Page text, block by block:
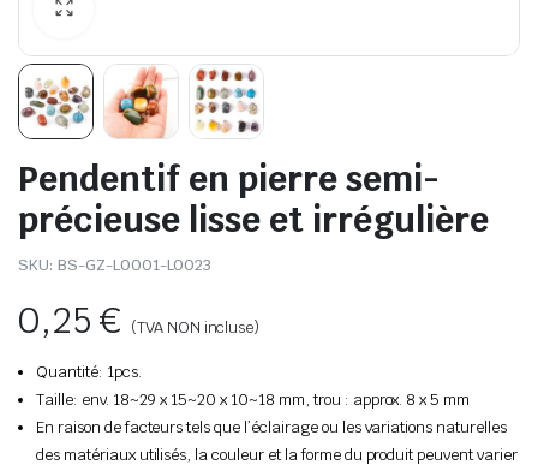
Pendentif en pierre semi-
précieuse lisse et irrégulière
SKU: BS-GZ-L0001-L0023
0,25€ (TVA NON incluse)
Quantité: 1pcs.
Taille: env. 18~29 x 15~20 x 10~18 mm, trou : approx. 8 x 5 mm
En raison de facteurs tels que l’éclairage ou les variations naturelles
des matériaux utilisés, la couleur et la forme du produit peuvent varier